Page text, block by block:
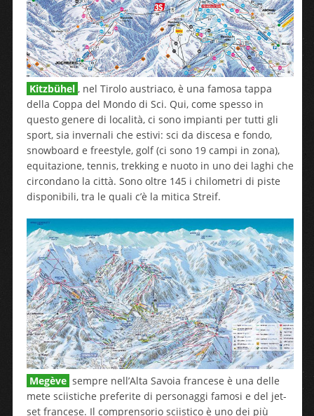
Kitzbühel , nel Tirolo austriaco, è una famosa tappa
della Coppa del Mondo di Sci. Qui, come spesso in
questo genere di località, ci sono impianti per tutti gli
sport, sia invernali che estivi: sci da discesa e fondo,
snowboard e freestyle, golf (ci sono 19 campi in zona),
equitazione, tennis, trekking e nuoto in uno dei laghi che
circondano la città. Sono oltre 145 i chilometri di piste
disponibili, tra le quali c’è la mitica Streif.
Megève sempre nell’Alta Savoia francese è una delle
mete sciistiche preferite di personaggi famosi e del jet-
set francese. Il comprensorio sciistico è uno dei più